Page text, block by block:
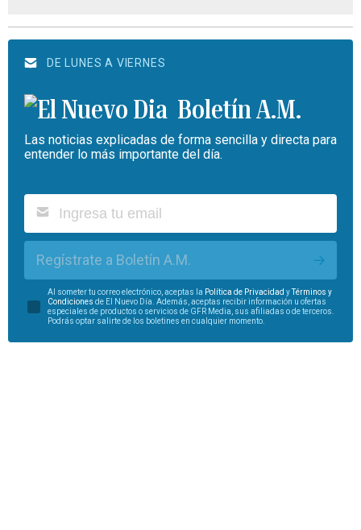
DE LUNES A VIERNES
Boletín A.M.
Las noticias explicadas de forma sencilla y directa para
entender lo más importante del día.
Regístrate a Boletín A.M.
Al someter tu correo electrónico, aceptas la Política de Privacidad yTérminos y
Condiciones de El Nuevo Día. Además, aceptas recibir información u ofertas
especiales de productos o servicios de GFR Media, sus afiliadas o de terceros.
Podrás optar salirte de los boletines en cualquier momento.